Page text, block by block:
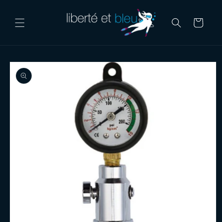
Cart
Skip to
product
information